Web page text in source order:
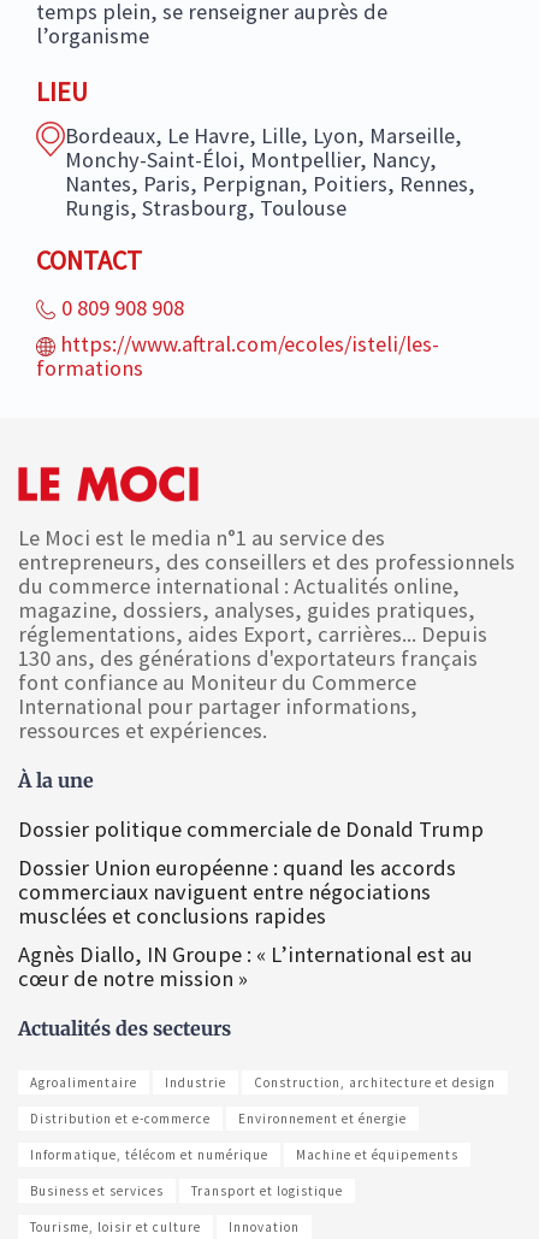
temps plein, se renseigner auprès de
l’organisme
LIEU
Bordeaux, Le Havre, Lille, Lyon, Marseille,
Monchy-Saint-Éloi, Montpellier, Nancy,
Nantes, Paris, Perpignan, Poitiers, Rennes,
Rungis, Strasbourg, Toulouse
CONTACT
0 809 908 908
https://www.aftral.com/ecoles/isteli/les-
formations
Le Moci est le media n°1 au service des
entrepreneurs, des conseillers et des professionnels
du commerce international : Actualités online,
magazine, dossiers, analyses, guides pratiques,
réglementations, aides Export, carrières... Depuis
130 ans, des générations d'exportateurs français
font confiance au Moniteur du Commerce
International pour partager informations,
ressources et expériences.
À la une
Dossier politique commerciale de Donald Trump
Dossier Union européenne : quand les accords
commerciaux naviguent entre négociations
musclées et conclusions rapides
Agnès Diallo, IN Groupe : « L’international est au
cœur de notre mission »
Actualités des secteurs
Agroalimentaire Industrie Construction, architecture et design
Distribution et e-commerce Environnement et énergie
Informatique, télécom et numérique Machine et équipements
Business et services Transport et logistique
Tourisme, loisir et culture Innovation